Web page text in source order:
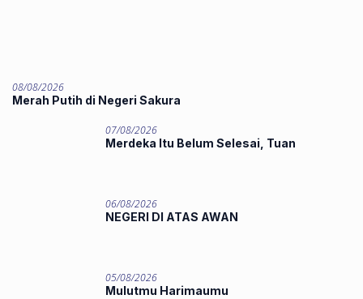
08/08/2026
Merah Putih di Negeri Sakura
07/08/2026
Merdeka Itu Belum Selesai, Tuan
06/08/2026
NEGERI DI ATAS AWAN
05/08/2026
Mulutmu Harimaumu